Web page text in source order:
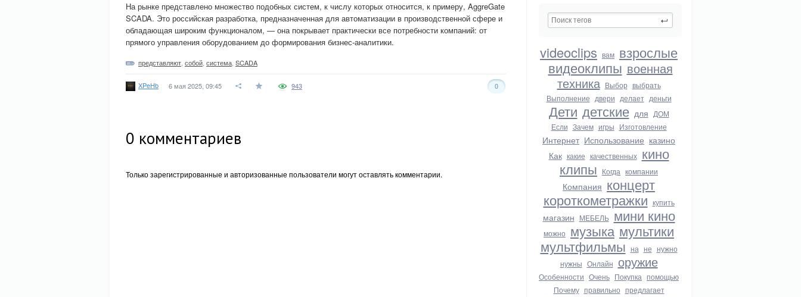
videoclips вам взрослые
видеоклипы военная
техника Выбор выбрать
Выполнение двери делает деньги
Дети детские для ДОМ
Если Зачем игры Изготовление
Интернет Использование казино
Как какие качественных кино
клипы Когда компании
Компания концерт
короткометражки купить
магазин МЕБЕЛЬ мини кино
можно музыка мультики
мультфильмы на не нужно
нужны Онлайн оружие
Особенности Очень Покупка помощью
Почему правильно предлагает
На рынке представлено множество подобных систем, к числу которых относится, к примеру, AggreGate
SCADA. Это российская разработка, предназначенная для автоматизации в производственной сфере и
обладающая широким функционалом, — она покрывает практически все потребности компаний: от
прямого управления оборудованием до формирования бизнес-аналитики.
представляют собой система SCADA
XPeHb 6 мая 2025, 09:45 0
943
0 комментариев
Только зарегистрированные и авторизованные пользователи могут оставлять комментарии.